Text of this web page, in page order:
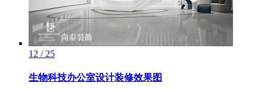
12 / 25
生物科技办公室设计装修效果图